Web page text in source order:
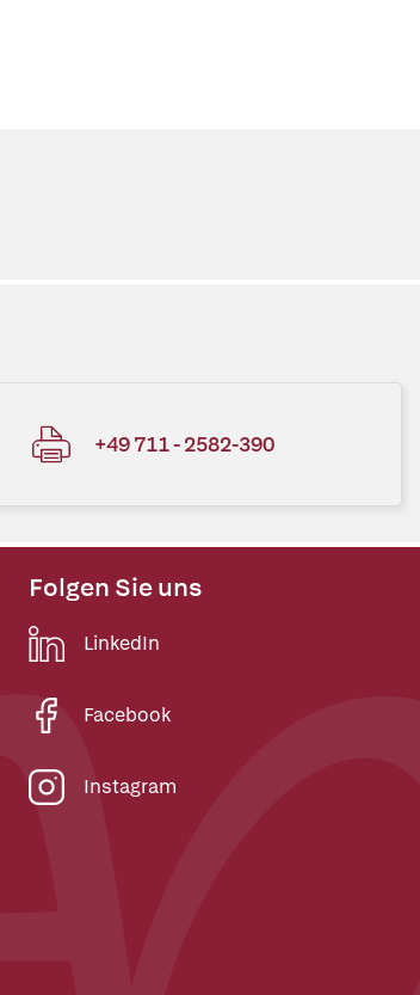
+49 711 - 2582-390
Folgen Sie uns
LinkedIn
Facebook
Instagram